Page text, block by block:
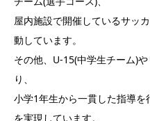
屋内施設で開催しているサッ
動しています。
その他、U-15(中学生チーム)
り、
小学1年生から一貫した指導
を実現しています。